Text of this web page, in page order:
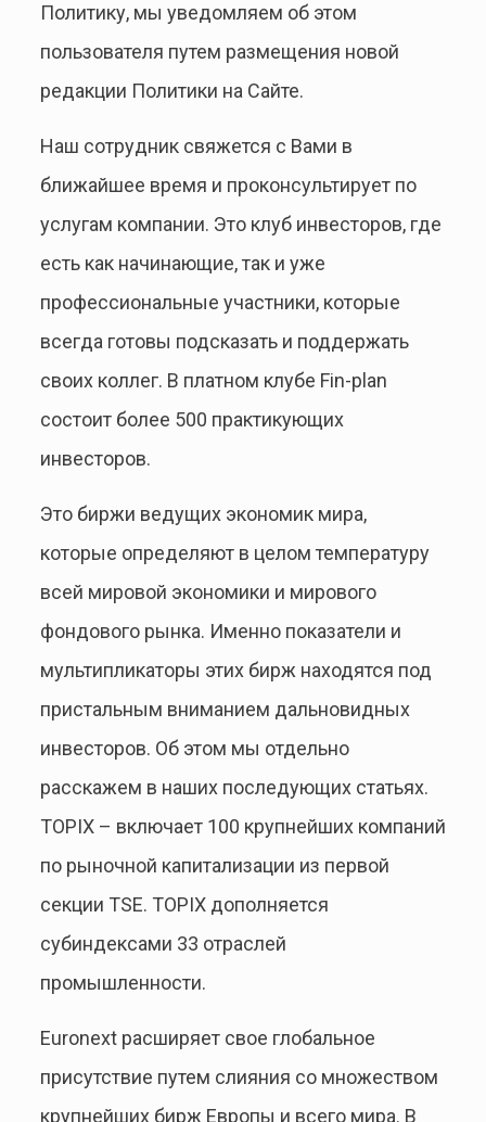
Политику, мы уведомляем об этом
пользователя путем размещения новой
редакции Политики на Сайте.
Наш сотрудник свяжется с Вами в
ближайшее время и проконсультирует по
услугам компании. Это клуб инвесторов, где
есть как начинающие, так и уже
профессиональные участники, которые
всегда готовы подсказать и поддержать
своих коллег. В платном клубе Fin-plan
состоит более 500 практикующих
инвесторов.
Это биржи ведущих экономик мира,
которые определяют в целом температуру
всей мировой экономики и мирового
фондового рынка. Именно показатели и
мультипликаторы этих бирж находятся под
пристальным вниманием дальновидных
инвесторов. Об этом мы отдельно
расскажем в наших последующих статьях.
TOPIX – включает 100 крупнейших компаний
по рыночной капитализации из первой
секции TSE. TOPIX дополняется
субиндексами 33 отраслей
промышленности.
Euronext расширяет свое глобальное
присутствие путем слияния со множеством
крупнейших бирж Европы и всего мира. В